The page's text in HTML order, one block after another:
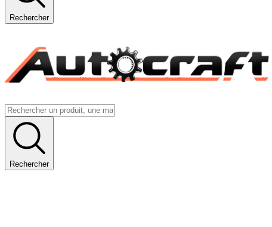
Rechercher
Rechercher